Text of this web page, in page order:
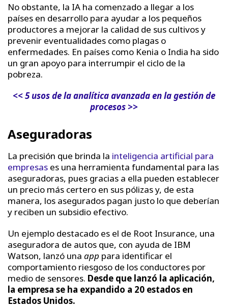
No obstante, la IA ha comenzado a llegar a los
países en desarrollo para ayudar a los pequeños
productores a mejorar la calidad de sus cultivos y
prevenir eventualidades como plagas o
enfermedades. En países como Kenia o India ha sido
un gran apoyo para interrumpir el ciclo de la
pobreza.
<< 5 usos de la analítica avanzada en la gestión de
procesos >>
Aseguradoras
La precisión que brinda la inteligencia artificial para
empresas es una herramienta fundamental para las
aseguradoras, pues gracias a ella pueden establecer
un precio más certero en sus pólizas y, de esta
manera, los asegurados pagan justo lo que deberían
y reciben un subsidio efectivo.
Un ejemplo destacado es el de Root Insurance, una
aseguradora de autos que, con ayuda de IBM
Watson, lanzó una app para identificar el
comportamiento riesgoso de los conductores por
medio de sensores. Desde que lanzó la aplicación,
la empresa se ha expandido a 20 estados en
Estados Unidos.